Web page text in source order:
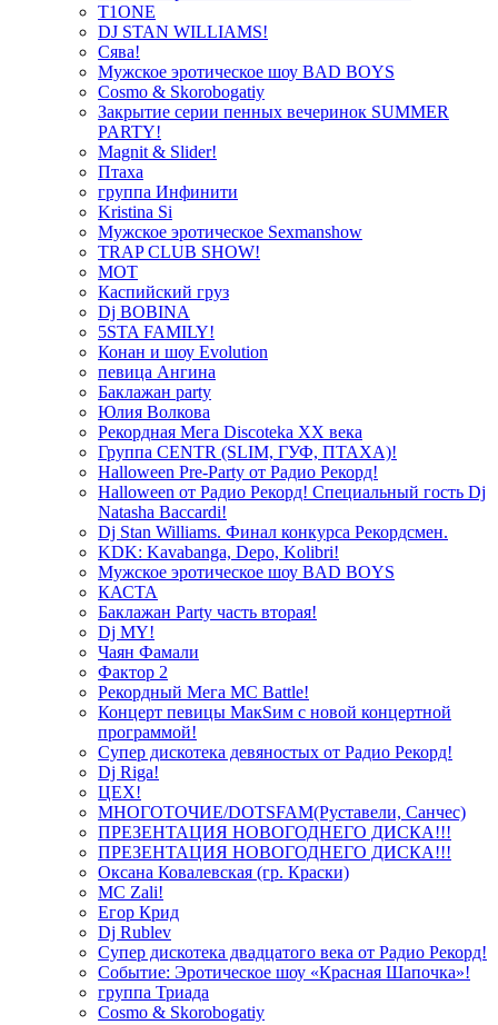
T1ONE
DJ STAN WILLIAMS!
Сява!
Мужское эротическое шоу BAD BOYS
Cosmo & Skorobogatiy
Закрытие серии пенных вечеринок SUMMER
PARTY!
Magnit & Slider!
Птаха
группа Инфинити
Kristina Si
Мужское эротическое Sexmanshow
TRAP CLUB SHOW!
МОТ
Каспийский груз
Dj BOBINA
5STA FAMILY!
Конан и шоу Evolution
певица Ангина
Баклажан party
Юлия Волкова
Рекордная Мега Discoteka XX века
Группа CENTR (SLIM, ГУФ, ПТАХА)!
Halloween Pre-Party от Радио Рекорд!
Halloween от Радио Рекорд! Специальный гость Dj
Natasha Baccardi!
Dj Stan Williams. Финал конкурса Рекордсмен.
KDK: Kavabanga, Depo, Kolibri!
Мужское эротическое шоу BAD BOYS
КАСТА
Баклажан Party часть вторая!
Dj MY!
Чаян Фамали
Фактор 2
Рекордный Мега МС Battle!
Концерт певицы МакSим с новой концертной
программой!
Супер дискотека девяностых от Радио Рекорд!
Dj Riga!
ЦЕХ!
МНОГОТОЧИЕ/DOTSFAM(Руставели, Санчес)
ПРЕЗЕНТАЦИЯ НОВОГОДНЕГО ДИСКА!!!
ПРЕЗЕНТАЦИЯ НОВОГОДНЕГО ДИСКА!!!
Оксана Ковалевская (гр. Краски)
MC Zali!
Егор Крид
Dj Rublev
Супер дискотека двадцатого века от Радио Рекорд!
Событие: Эротическое шоу «Красная Шапочка»!
группа Триада
Cosmo & Skorobogatiy